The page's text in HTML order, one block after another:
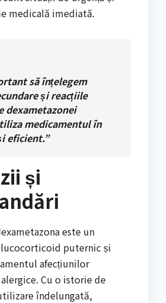
medicală imediată.
să înțelegem
și reacțiile
dexametazonei
medicamentul în
eficient.”
și
este un
puternic și
afecțiunilor
Cu o istorie de
îndelungată,